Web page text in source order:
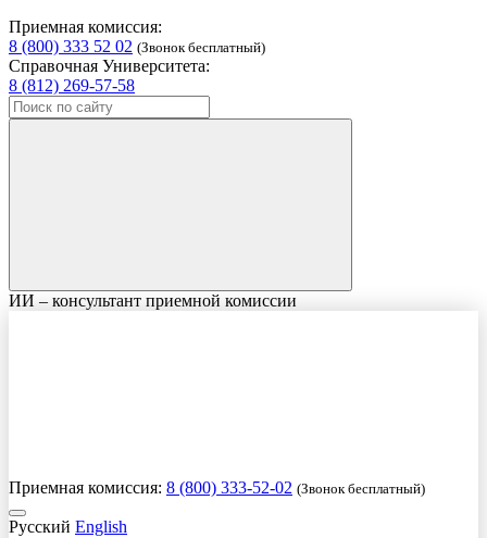
Приемная комиссия:
8 (800) 333 52 02 (Звонок бесплатный)
Справочная Университета:
8 (812) 269-57-58
ИИ – консультант приемной комиссии
Приемная комиссия: 8 (800) 333-52-02 (Звонок бесплатный)
Русский English